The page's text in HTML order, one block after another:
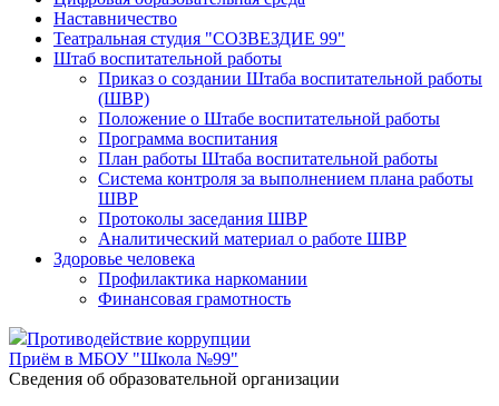
Наставничество
Театральная студия "СОЗВЕЗДИЕ 99"
Штаб воспитательной работы
Приказ о создании Штаба воспитательной работы
(ШВР)
Положение о Штабе воспитательной работы
Программа воспитания
План работы Штаба воспитательной работы
Система контроля за выполнением плана работы
ШВР
Протоколы заседания ШВР
Аналитический материал о работе ШВР
Здоровье человека
Профилактика наркомании
Финансовая грамотность
Противодействие коррупции
Приём в МБОУ "Школа №99"
Cведения об образовательной организации